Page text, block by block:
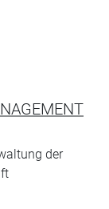
der